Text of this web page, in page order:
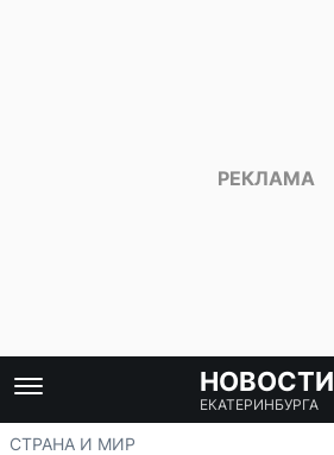
НОВОСТИ
ЕКАТЕРИНБУРГА
СТРАНА И МИР